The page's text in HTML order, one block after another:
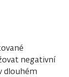
negativní
dlouhém